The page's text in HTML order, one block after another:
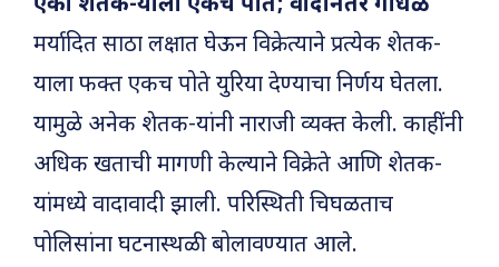
मर्यादित साठा लक्षात घेऊन विक्रेत्याने प्रत्येक शेतक-
याला फक्त एकच पोते युरिया देण्याचा निर्णय घेतला.
यामुळे अनेक शेतक-यांनी नाराजी व्यक्त केली. काहींनी
अधिक खताची मागणी केल्याने विक्रेते आणि शेतक-
यांमध्ये वादावादी झाली. परिस्थिती चिघळताच
पोलिसांना घटनास्थळी बोलावण्यात आले.